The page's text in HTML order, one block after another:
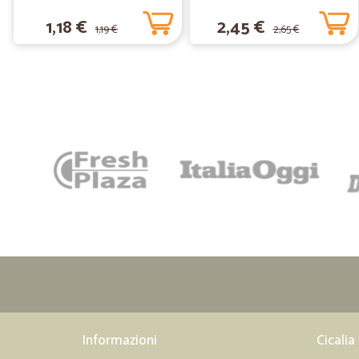
1,18 € 1,19 €
Carezza d'Argan 600 ml
2,45 € 2,65 €
Informazioni Cicalia